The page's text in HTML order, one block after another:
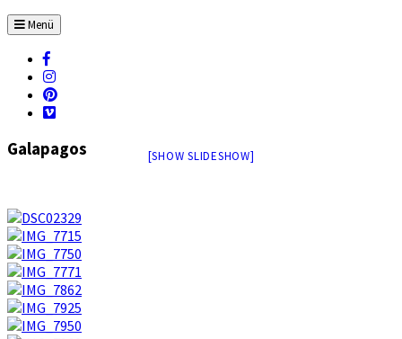
Menü
Galapagos [SHOW SLIDESHOW]